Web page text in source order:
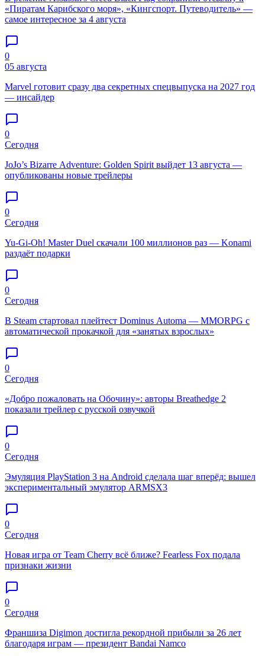
«Пиратам Карибского моря», «Кингспорт. Путеводитель» —
самое интересное за 4 августа
0
05 августа
Marvel готовит сразу два секретных спецвыпуска на 2027 год
— инсайдер
0
Сегодня
JoJo’s Bizarre Adventure: Golden Spirit выйдет 13 августа —
опубликованы новые трейлеры
0
Сегодня
Yu-Gi-Oh! Master Duel скачали 100 миллионов раз — Konami
раздаёт подарки
0
Сегодня
В Steam стартовал плейтест Dominus Automa — MMORPG с
автоматической прокачкой для «занятых взрослых»
0
Сегодня
«Добро пожаловать на Обочину»: авторы Breathedge 2
показали трейлер с русской озвучкой
0
Сегодня
Эмуляция PlayStation 3 на Android сделала шаг вперёд: вышел
экспериментальный эмулятор ARMSX3
0
Сегодня
Новая игра от Team Cherry всё ближе? Fearless Fox подала
признаки жизни
0
Сегодня
Франшиза Digimon достигла рекордной прибыли за 26 лет
благодаря играм — президент Bandai Namco